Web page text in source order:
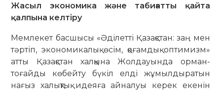
Жасыл экономика және табиғатты қайта
қалпына келтіру
Мемлекет басшысы «Әділетті Қазақстан: заң мен
тәртіп, экономикалық өсім, қоғамдық оптимизм»
атты Қазақстан халқына Жолдауында орман-
тоғайды көбейту бүкіл елді жұмылдыратын
нағыз халықтық идеяға айналуы керек екенін